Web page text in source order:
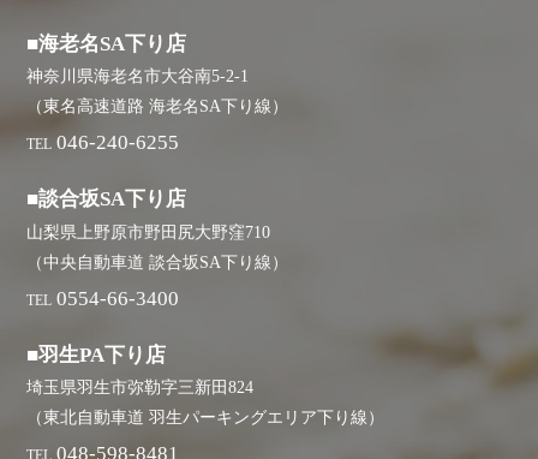
■海老名SA下り店
神奈川県海老名市大谷南5-2-1
（東名高速道路 海老名SA下り線）
TEL 046-240-6255
■談合坂SA下り店
山梨県上野原市野田尻大野窪710
（中央自動車道 談合坂SA下り線）
TEL 0554-66-3400
■羽生PA下り店
埼玉県羽生市弥勒字三新田824
（東北自動車道 羽生パーキングエリア下り線）
048-598-8481